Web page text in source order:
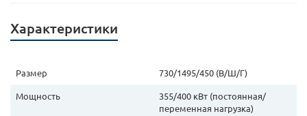
Характеристики
Размер
730/1495/450 (В/Ш/Г)
Мощность
355/400 кВт (постоянная/
переменная нагрузка)